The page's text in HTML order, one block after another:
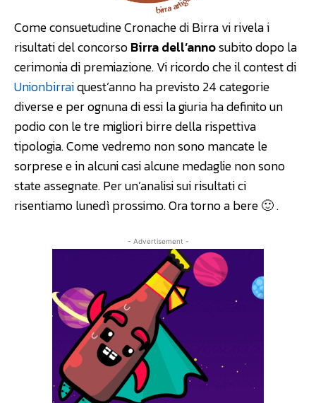
Come consuetudine Cronache di Birra vi rivela i
risultati del concorsoBirra dell’annosubito dopo la
cerimonia di premiazione. Vi ricordo che il contest di
Unionbirraiquest’anno ha previsto 24 categorie
diverse e per ognuna di essi la giuria ha definito un
podio con le tre migliori birre della rispettiva
tipologia. Come vedremo non sono mancate le
sorprese e in alcuni casi alcune medaglie non sono
state assegnate. Per un’analisi sui risultati ci
risentiamo lunedì prossimo. Ora torno a bere 🙂 .
- Advertisement -